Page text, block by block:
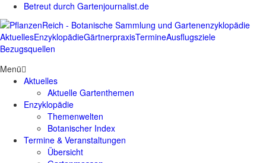
Betreut durch Gartenjournalist.de
AktuellesEnzyklopädieGärtnerpraxisTermineAusflugsziele
Bezugsquellen
Menü
Aktuelles
Aktuelle Gartenthemen
Enzyklopädie
Themenwelten
Botanischer Index
Termine & Veranstaltungen
Übersicht